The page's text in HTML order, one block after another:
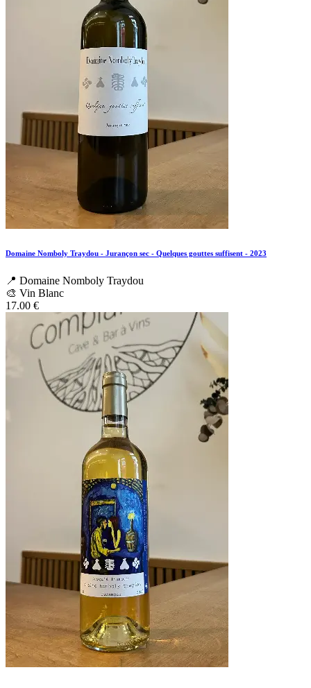
Domaine Nomboly Traydou - Jurançon sec - Quelques gouttes suffisent - 2023
📍 Domaine Nomboly Traydou
🎨 Vin Blanc
17.00 €